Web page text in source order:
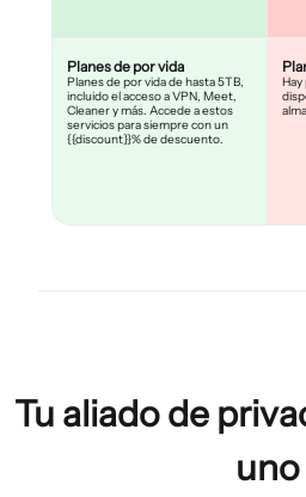
Planes de por vida
Planes de por vida de hasta 5TB,
incluido el acceso a VPN, Meet,
Cleaner y más. Accede a estos
servicios para siempre con un
{{discount}}% de descuento.
Hay
Tu aliado de
uno